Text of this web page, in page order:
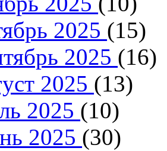
2025 (15)
2025 (16)
2025 (13)
2025 (10)
2025 (30)